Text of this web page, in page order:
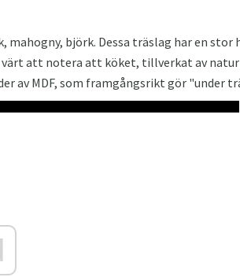
björk. Dessa träslag har en stor
värt att notera att köket, tillverkat av
av MDF, som framgångsrikt gör "under